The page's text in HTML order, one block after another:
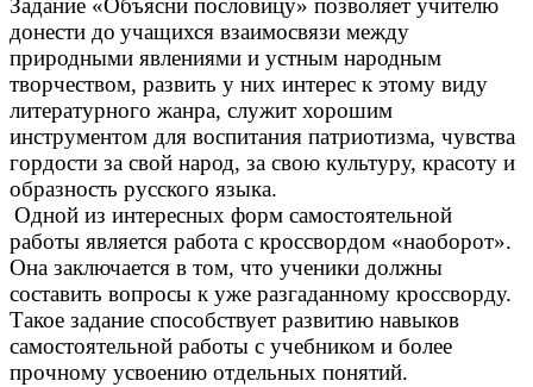
Задание «Объясни пословицу» позволяет учителю
донести до учащихся взаимосвязи между
природными явлениями и устным народным
творчеством, развить у них интерес к этому виду
литературного жанра, служит хорошим
инструментом для воспитания патриотизма, чувства
гордости за свой народ, за свою культуру, красоту и
образность русского языка.
Одной из интересных форм самостоятельной
работы является работа с кроссвордом «наоборот».
Она заключается в том, что ученики должны
составить вопросы к уже разгаданному кроссворду.
Такое задание способствует развитию навыков
самостоятельной работы с учебником и более
прочному усвоению отдельных понятий.